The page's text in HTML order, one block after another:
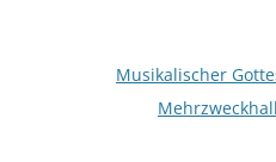
Musikalischer